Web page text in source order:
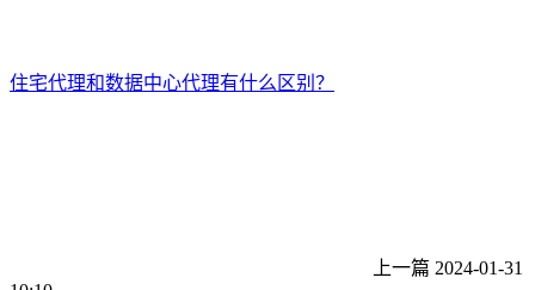
住宅代理和数据中心代理有什么区别？
上一篇 2024-01-31